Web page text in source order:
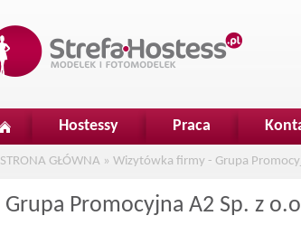
Hostessy Praca
STRONA GŁÓWNA » Wizytówka firmy - Grupa
Grupa Promocyjna A2 Sp. z